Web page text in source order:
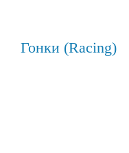
Гонки (Racing)